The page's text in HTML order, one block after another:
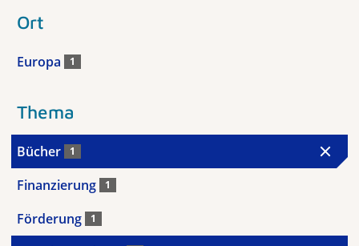
Ort
Europa 1
Thema
Bücher 1
Finanzierung 1
Förderung 1